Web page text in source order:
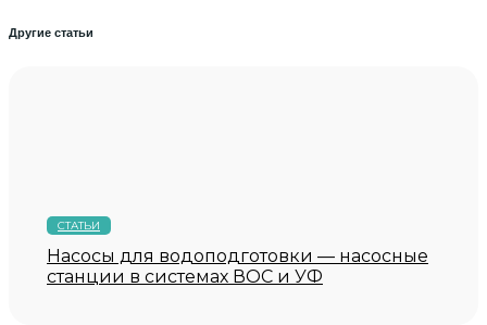
Другие статьи
СТАТЬИ
Насосы для водоподготовки — насосные
станции в системах ВОС и УФ